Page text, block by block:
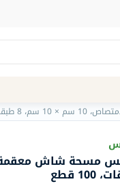
100 قطع
قطع